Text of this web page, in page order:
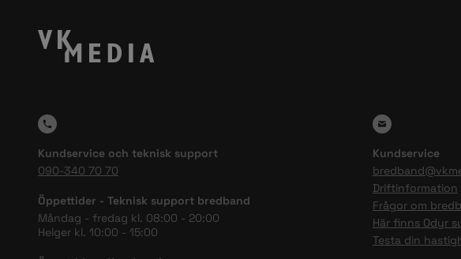
Kundservice och teknisk support
090-340 70 70
Öppettider - Teknisk support bredband
Måndag - fredag kl. 08:00 - 20:00
Helger kl. 10:00 - 15:00
Kundservice
Driftinformation
Frågor om
Här finns Odyr
Testa din